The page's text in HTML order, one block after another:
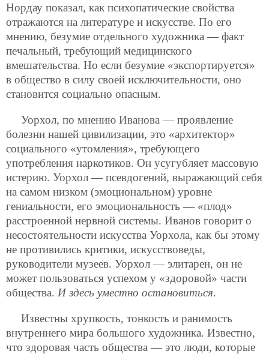
Нордау показал, как психопатические свойства
отражаются на литературе и искусстве. По его
мнению, безумие отдельного художника — факт
печальный, требующий медицинского
вмешательства. Но если безумие «экспортируется»
в общество в силу своей исключительности, оно
становится социально опасным.
Уорхол, по мнению Иванова — проявление
болезни нашей цивилизации, это «архитектор»
социального «утомления», требующего
употребления наркотиков. Он усугубляет массовую
истерию. Уорхол — псевдогений, выражающий себя
на самом низком (эмоциональном) уровне
гениальности, его эмоциональность — «плод»
расстроенной нервной системы. Иванов говорит о
несостоятельности искусства Уорхола, как бы этому
не противились критики, искусствоведы,
руководители музеев. Уорхол — элитарен, он не
может пользоваться успехом у «здоровой» части
общества. И здесь уместно остановиться.
Известны хрупкость, тонкость и ранимость
внутреннего мира большого художника. Известно,
что здоровая часть общества — это люди, которые